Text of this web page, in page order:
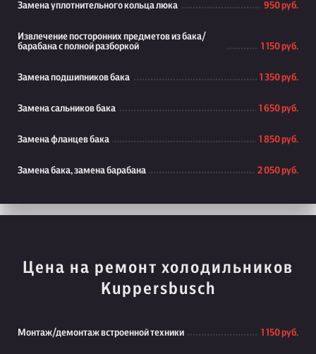
Замена уплотнительного кольца люка 950 руб.
Извлечение посторонних предметов из бака/
барабана с полной разборкой
1 150 руб.
Замена подшипников бака 1 350 руб.
Замена сальников бака 1 650 руб.
Замена фланцев бака 1 850 руб.
Замена бака, замена барабана 2 050 руб.
Цена на ремонт холодильников
Kuppersbusch
Монтаж/демонтаж встроенной техники 1 150 руб.